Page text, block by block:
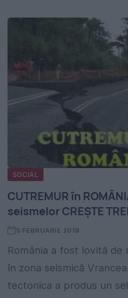
SOCIAL
CUTREMUR în
seismelor CREȘTE
5 FEBRUARIE 2018
România a fost lovită
în zona seismică
tectonica a produs un